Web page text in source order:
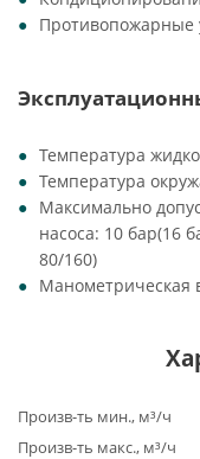
Противопожарные
Температура
Температура
Максимально
насоса: 10 бар(16
80/160)
Манометрическая
Произв-ть мин., м³/ч
Произв-ть макс., м³/ч